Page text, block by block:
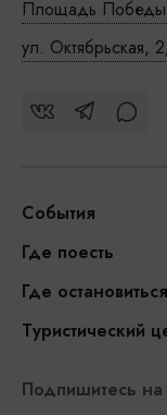
Площадь
ул. Октябрьская,
События
Где поесть
Где остановиться
Туристический
Подпишитесь